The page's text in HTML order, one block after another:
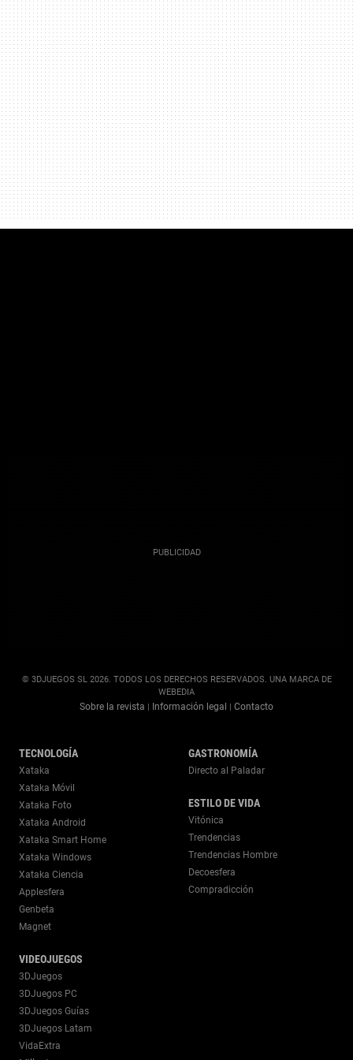
© 3DJUEGOS SL 2026. TODOS LOS DERECHOS RESERVADOS. UNA MARCA DE
WEBEDIA
Sobre la revista Información legal Contacto
TECNOLOGÍA
Xataka
Xataka Móvil
Xataka Foto
Xataka Android
Xataka Smart Home
Xataka Windows
Xataka Ciencia
Applesfera
Genbeta
Magnet
VIDEOJUEGOS
3DJuegos
3DJuegos PC
3DJuegos Guías
3DJuegos Latam
VidaExtra
GASTRONOMÍA
Directo al Paladar
ESTILO DE VIDA
Vitónica
Trendencias
Trendencias Hombre
Decoesfera
Compradicción